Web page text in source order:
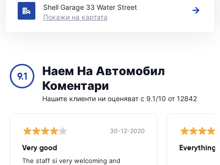
Shell Garage 33 Water Street
Покажи на картата
9.1
Наем На Автомобил
Коментари
Нашите клиенти ни оценяват с 9.1/10 от 12842
30-12-2020
Very good
The staff si very welcoming and
Everything